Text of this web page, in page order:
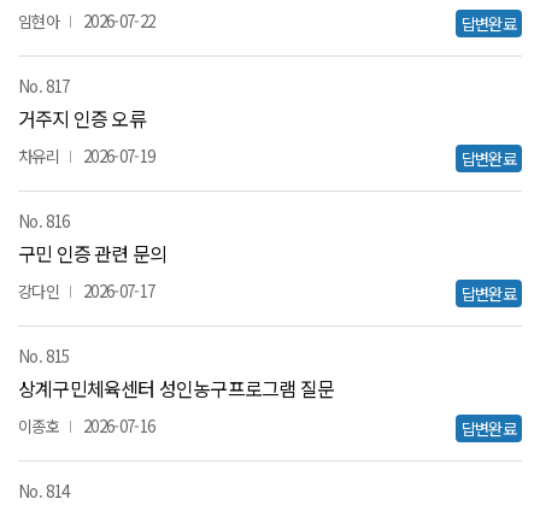
임현아 답변완료
2026-07-22
817
거주지 인증 오류
차유리 답변완료
2026-07-19
816
구민 인증 관련 문의
강다인 답변완료
2026-07-17
815
상계구민체육센터 성인농구프로그램 질문
이종호 답변완료
2026-07-16
814